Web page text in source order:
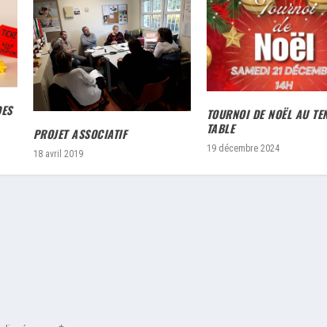
PROJET ASSOCIATIF
18 avril 2019
TOURNOI DE NOËL AU
TABLE
19 décembre 2024